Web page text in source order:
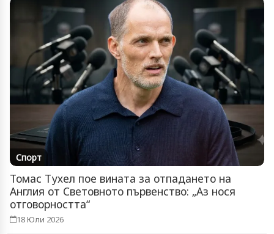
Спорт
Томас Тухел пое вината за отпадането на
Англия от Световното първенство: „Аз нося
отговорността“
18 Юли 2026